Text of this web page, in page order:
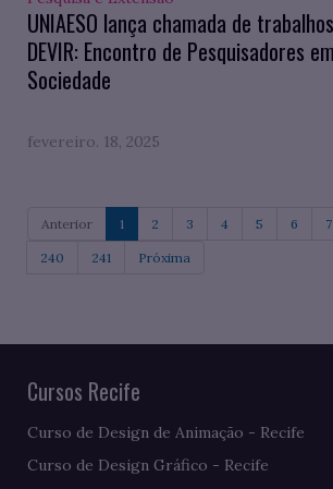
UNIAESO lança chamada de
DEVIR: Encontro de Pesquisadores
Sociedade
fevereiro. 18, 2025
Anterior 1 2 3 4 5 6 7
240 241 Próxima
Cursos Recife
Curso de Design de Animação - Recife
Curso de Design Gráfico - Recife